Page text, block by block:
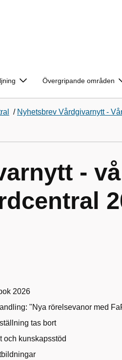
Övergripande områden
/ Nyhetsbrev Vårdgivarnytt -
-
2026
"Nya rörelsevanor med
tas bort
och kunskapsstöd